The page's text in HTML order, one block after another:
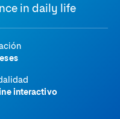
in daily life
interactivo